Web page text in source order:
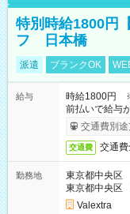
特別時給1800円
フ 日本橋
派遣 ブランクOK
給与
時給1800円 ※
前払いで給与
交通費別途
交通費 交通費
勤務地
東京都中央区
東京都中央区
Valextra